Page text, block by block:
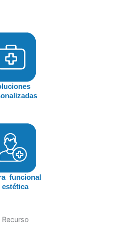
funcional